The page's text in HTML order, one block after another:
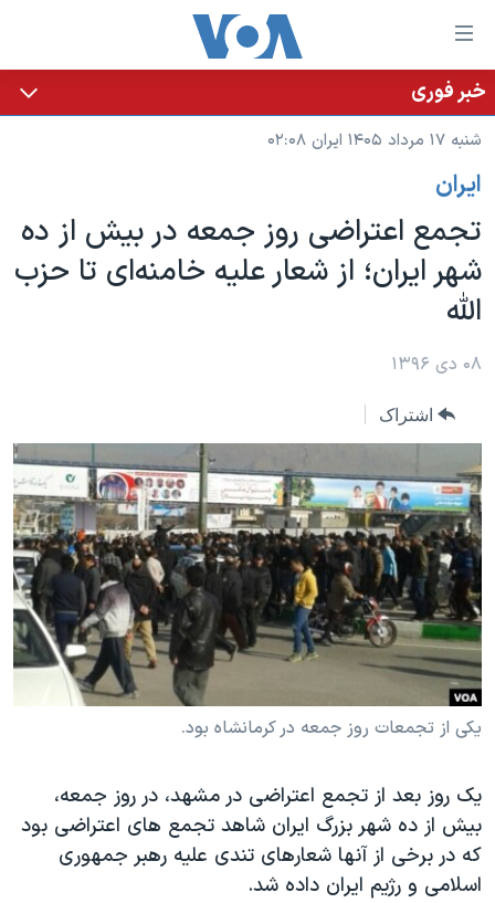
لینکهای
قابل
دسترسی
جهش
محتوای
اصلی
جهش
به
صفحه
جهش
خانه
نسخه سبک وب‌سایت
موضوع ها
ایران
آمریکا
جهان
ورزشی
ویدیوها
فرهنگ و زندگی
حقوق شهروندی
اقتصادی
علم و فناوری
اسرائیل در جنگ
برنامه های تلویزیونی
جدول برنامه ها
صفحه‌های ویژه
جام جهانی ۲۰۲۶
بایگانی برنامه‌های تلویزیونی
مستندها
انتخابات ریاست جمهوری آمریکا ۲۰۲۴
حمله جمهوری اسلامی به اسرائیل
رمز مهسا
ورزش زنان در ایران
تریبونال مردمی آبان ۹۸
دادگاه حمید نوری
چهل سال گروگان‌گیری
فرکانس‌های صدای آمریکا
یادگیری زبان انگلیسی
دنبال کنید
زبانهای مختلف
خبر فوری
شنبه ۱۷ مرداد ۱۴۰۵ ایران ۰۲:۰۸
ايران
تجمع اعتراضی روز جمعه در بیش از ده
شهر ایران؛ از شعار علیه خامنه‌ای تا حزب
الله
۰۸ دی ۱۳۹۶
اشتراک
یکی از تجمعات روز جمعه در کرمانشاه بود.
یک روز بعد از تجمع اعتراضی در مشهد، در روز جمعه،
بیش از ده شهر بزرگ ایران شاهد تجمع های اعتراضی بود
که در برخی از آنها شعارهای تندی علیه رهبر جمهوری
اسلامی و رژیم ایران داده شد.